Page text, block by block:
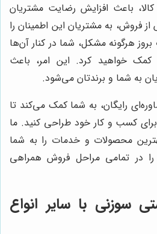
باعث افزایش رضایت مشتریان
به مشتریان این اطمینان را
هرگونه مشکل، شما در کنار آن‌ها
خواهید کرد. این امر، باعث
به شما و برندتان می‌شود.
رایگان، به شما کمک می‌کند تا
برای کسب و کار خود طراحی کنید. ما
محصولات و خدمات را به شما
در تمامی مراحل فروش همراهی
سوزنی با سایر انواع